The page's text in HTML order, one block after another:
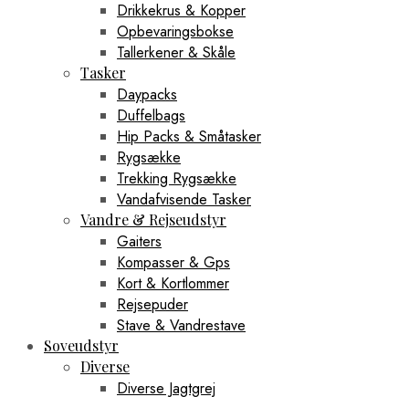
Drikkekrus & Kopper
Opbevaringsbokse
Tallerkener & Skåle
Tasker
Daypacks
Duffelbags
Hip Packs & Småtasker
Rygsække
Trekking Rygsække
Vandafvisende Tasker
Vandre & Rejseudstyr
Gaiters
Kompasser & Gps
Kort & Kortlommer
Rejsepuder
Stave & Vandrestave
Soveudstyr
Diverse
Diverse Jagtgrej